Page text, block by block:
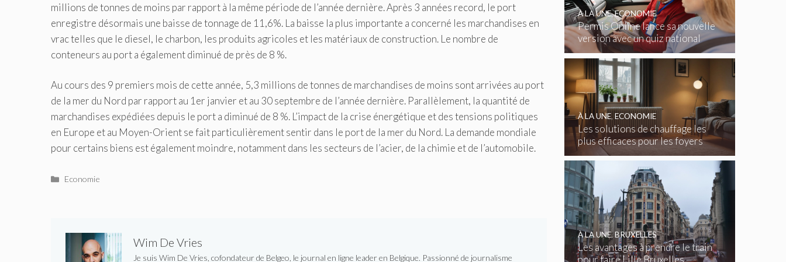
millions de tonnes de moins par rapport à la même période de l’année dernière. Après 3 années record, le port
enregistre désormais une baisse de tonnage de 11,6%. La baisse la plus importante a concerné les marchandises en
vrac telles que le diesel, le charbon, les produits agricoles et les matériaux de construction. Le nombre de
conteneurs au port a également diminué de près de 8 %.
Au cours des 9 premiers mois de cette année, 5,3 millions de tonnes de marchandises de moins sont arrivées au port
de la mer du Nord par rapport au 1er janvier et au 30 septembre de l’année dernière. Parallèlement, la quantité de
marchandises expédiées depuis le port a diminué de 8 %. L’impact de la crise énergétique et des tensions politiques
en Europe et au Moyen-Orient se fait particulièrement sentir dans le port de la mer du Nord. La demande mondiale
pour certains biens est également moindre, notamment dans les secteurs de l’acier, de la chimie et de l’automobile.
Catégories
Economie
Wim De Vries
Je suis Wim De Vries, cofondateur de Belgeo, le journal en ligne leader en Belgique. Passionné de journalisme
Permis Online lance sa nouvelle
version avec un quiz national
gratuit
À LA UNE,ECONOMIE
Les solutions de chauffage les
plus efficaces pour les foyers
belges
À LA UNE, ECONOMIE
Les avantages à prendre le train
À LA UNE,BRUXELLES